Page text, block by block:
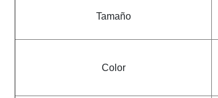
Tamaño
Color